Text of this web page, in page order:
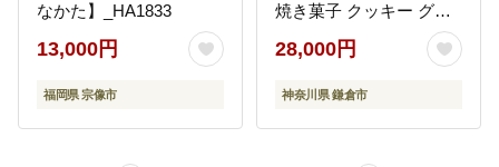
なかた】_HA1833
13,000円
福岡県 宗像市
焼き菓子 クッキー グル
メ ご当地 お土産 個包装
銘菓 神奈川 鎌倉 ギフト
老舗 詰め合わせ 定番 名
28,000円
神奈川県 鎌倉市